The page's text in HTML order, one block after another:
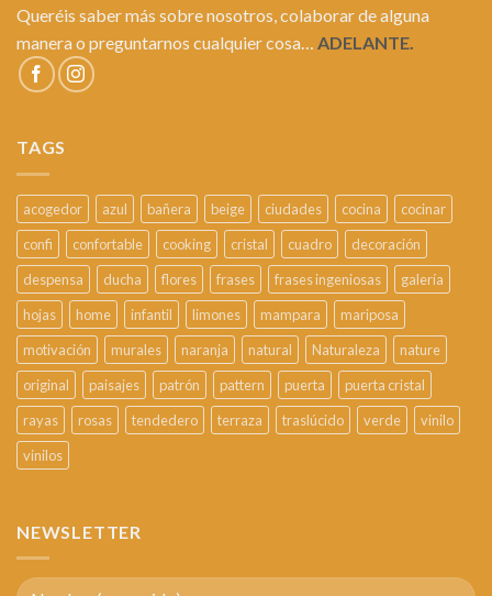
Queréis saber más sobre nosotros, colaborar de alguna
manera o preguntarnos cualquier cosa… ADELANTE.
TAGS
acogedor azul bañera beige ciudades cocina
cocinar
confi
confortable cooking cristal cuadro
decoración
despensa
ducha flores frases frases ingeniosas
galería
hojas
home infantil limones mampara
mariposa
motivación
murales naranja natural Naturaleza
nature
original
paisajes patrón pattern puerta
puerta cristal
rayas
rosas tendedero terraza traslúcido verde
vinilo
vinilos
NEWSLETTER